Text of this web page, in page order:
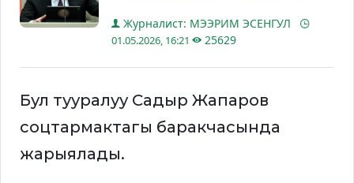
Журналист: МЭЭРИМ ЭСЕНГУЛ
01.05.2026, 16:21 25629
Бул тууралуу Садыр Жапаров
соцтармактагы баракчасында
жарыялады.